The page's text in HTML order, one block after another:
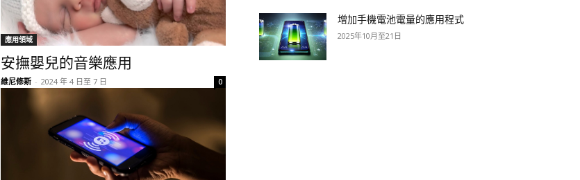
應用領域
安撫嬰兒的音樂應用
維尼修斯 - 2024 年 4 日至 7 日 0
增加手機電池電量的應用程式
2025年10月至21日